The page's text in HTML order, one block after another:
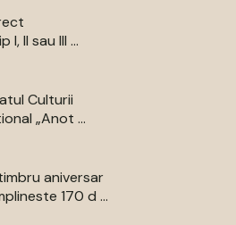
II sau III ...
Culturii
„Anot ...
aniversar
170 d ...